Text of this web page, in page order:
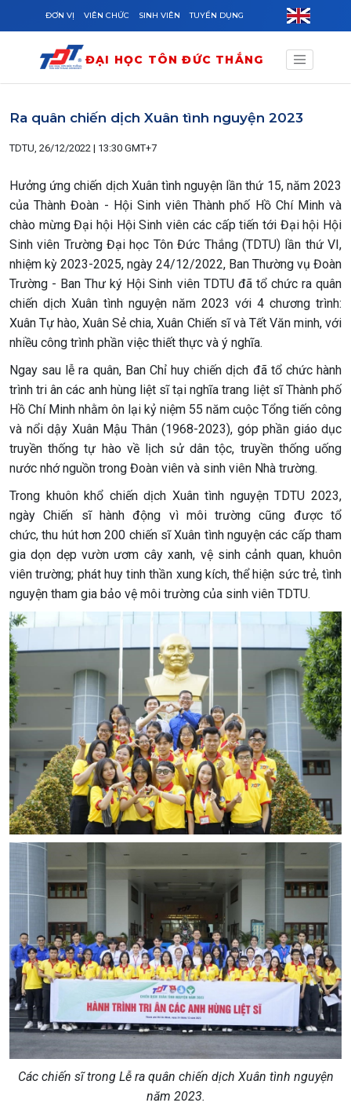
Skip to main content
ĐƠN VỊ VIÊN CHỨC SINH VIÊN TUYỂN DỤNG
ĐẠI HỌC TÔN ĐỨC THẮNG
Ra quân chiến dịch Xuân tình nguyện 2023
TDTU, 26/12/2022 | 13:30 GMT+7
Hưởng ứng chiến dịch Xuân tình nguyện lần thứ 15, năm 2023
của Thành Đoàn - Hội Sinh viên Thành phố Hồ Chí Minh và
chào mừng Đại hội Hội Sinh viên các cấp tiến tới Đại hội Hội
Sinh viên Trường Đại học Tôn Đức Thắng (TDTU) lần thứ VI,
nhiệm kỳ 2023-2025, ngày 24/12/2022, Ban Thường vụ Đoàn
Trường - Ban Thư ký Hội Sinh viên TDTU đã tổ chức ra quân
chiến dịch Xuân tình nguyện năm 2023 với 4 chương trình:
Xuân Tự hào, Xuân Sẻ chia, Xuân Chiến sĩ và Tết Văn minh, với
nhiều công trình phần việc thiết thực và ý nghĩa.
Ngay sau lễ ra quân, Ban Chỉ huy chiến dịch đã tổ chức hành
trình tri ân các anh hùng liệt sĩ tại nghĩa trang liệt sĩ Thành phố
Hồ Chí Minh nhằm ôn lại kỷ niệm 55 năm cuộc Tổng tiến công
và nổi dậy Xuân Mậu Thân (1968-2023), góp phần giáo dục
truyền thống tự hào về lịch sử dân tộc, truyền thống uống
nước nhớ nguồn trong Đoàn viên và sinh viên Nhà trường.
Trong khuôn khổ chiến dịch Xuân tình nguyện TDTU 2023,
ngày Chiến sĩ hành động vì môi trường cũng được tổ
chức, thu hút hơn 200 chiến sĩ Xuân tình nguyện các cấp tham
gia dọn dẹp vườn ươm cây xanh, vệ sinh cảnh quan, khuôn
viên trường; phát huy tinh thần xung kích, thể hiện sức trẻ, tình
nguyện tham gia bảo vệ môi trường của sinh viên TDTU.
Các chiến sĩ trong Lễ ra quân chiến dịch Xuân tình nguyện
năm 2023.